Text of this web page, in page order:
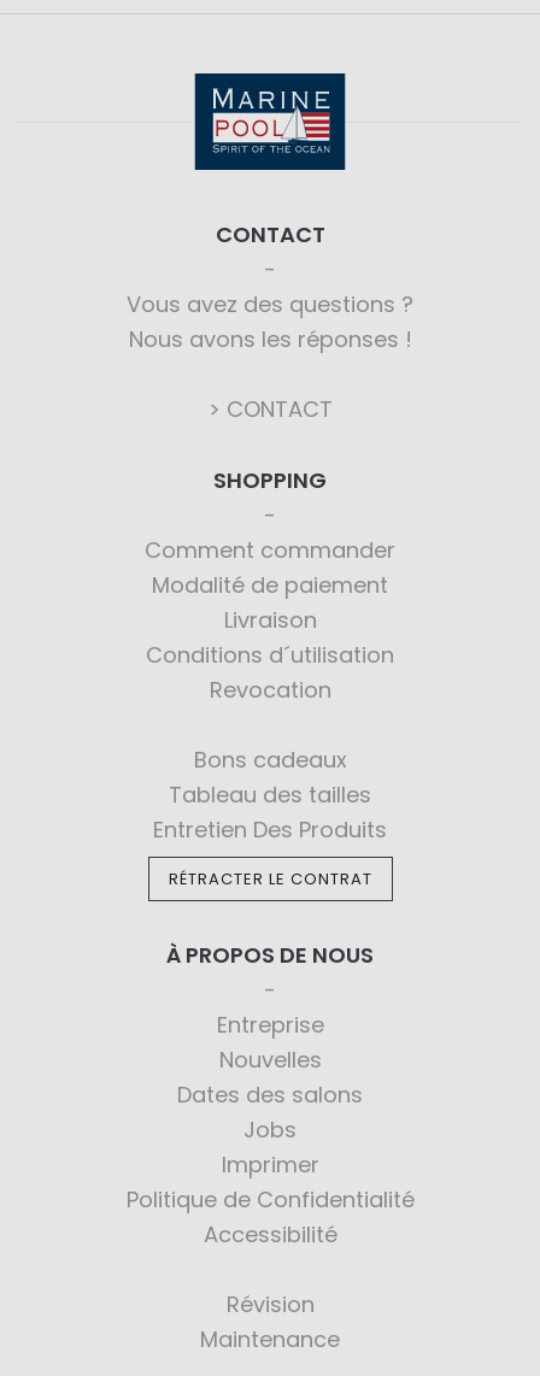
CONTACT
Vous avez des questions ?
Nous avons les réponses !
> CONTACT
SHOPPING
Comment commander
Modalité de paiement
Livraison
Conditions d´utilisation
Revocation
Bons cadeaux
Tableau des tailles
Entretien Des Produits
RÉTRACTER LE CONTRAT
À PROPOS DE NOUS
Entreprise
Nouvelles
Dates des salons
Jobs
Imprimer
Politique de Confidentialité
Accessibilité
Révision
Maintenance